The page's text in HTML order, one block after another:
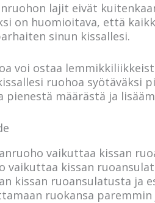
lajit eivät
on huomioitava, että
sinun kissallesi.
voi ostaa
ruohoa syötäväksi
pienestä määrästä ja
vaikuttaa kissan
vaikuttaa kissan
kissan ruoansulatusta ja
ruokansa